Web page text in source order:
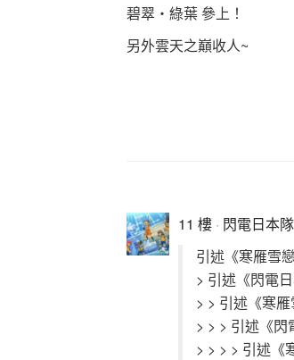
碧翠‧綠葉 參上！
另外雲
11 樓 · 閃電日本隊
引述《寒雁雪
> 引述《閃電
> > 引述《寒
> > > 引述《閃
> > > > 引述《